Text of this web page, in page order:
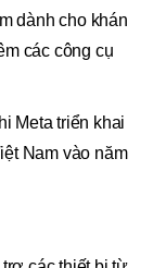
dành cho khán
các công cụ
Meta triển khai
Nam vào năm